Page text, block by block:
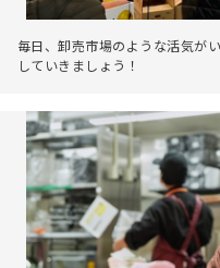
毎日、卸売市場のような活気が
していきましょう！